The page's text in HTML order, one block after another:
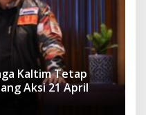
Kaltim Tetap
Aksi 21 April